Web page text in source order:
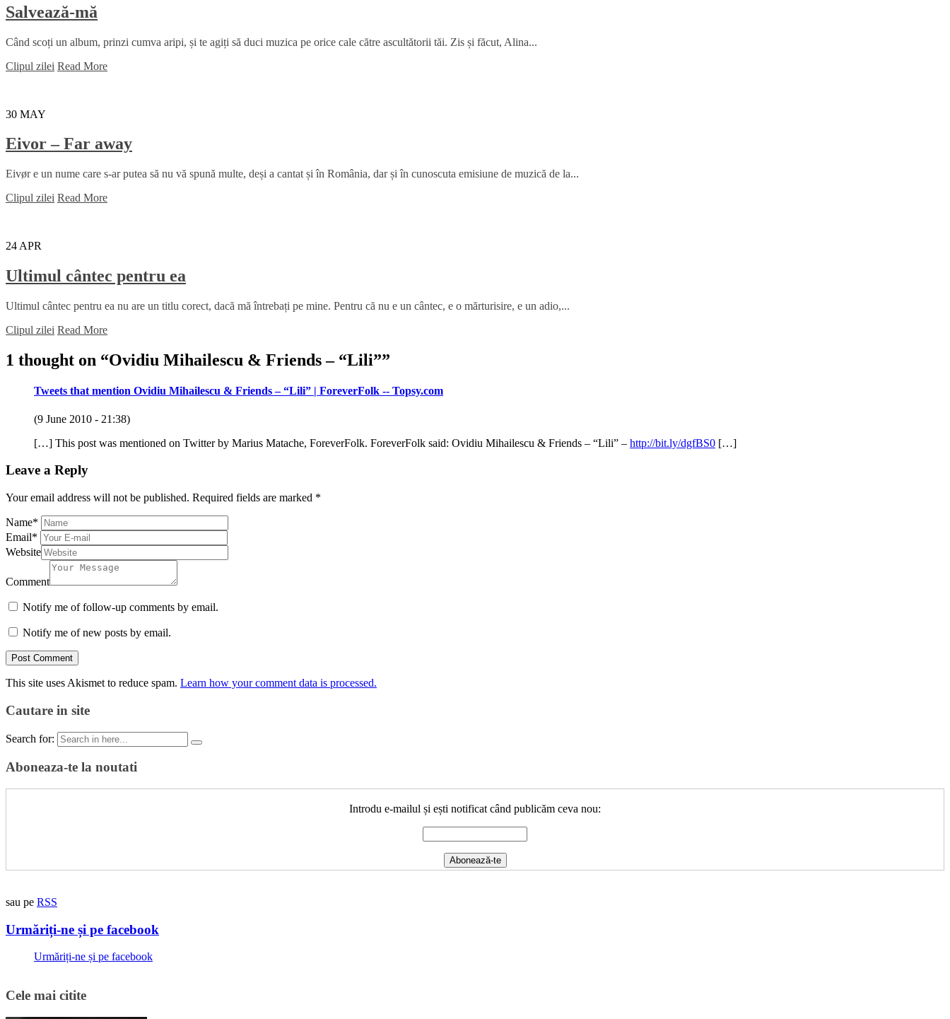
Salvează-mă
Când scoți un album, prinzi cumva aripi, și te agiți să duci muzica pe orice cale către ascultătorii tăi. Zis și făcut, Alina...
Clipul zilei Read More
30 MAY
Eivor – Far away
Eivør e un nume care s-ar putea să nu vă spună multe, deși a cantat și în România, dar și în cunoscuta emisiune de muzică de la...
Clipul zilei Read More
24 APR
Ultimul cântec pentru ea
Ultimul cântec pentru ea nu are un titlu corect, dacă mă întrebați pe mine. Pentru că nu e un cântec, e o mărturisire, e un adio,...
Clipul zilei Read More
1 thought on “Ovidiu Mihailescu & Friends – “Lili””
Tweets that mention Ovidiu Mihailescu & Friends – “Lili” | ForeverFolk -- Topsy.com
(9 June 2010 - 21:38)
[…] This post was mentioned on Twitter by Marius Matache, ForeverFolk. ForeverFolk said: Ovidiu Mihailescu & Friends – “Lili” – http://bit.ly/dgfBS0 […]
Leave a Reply
Your email address will not be published. Required fields are marked *
Name*
Email*
Website
Comment
Notify me of follow-up comments by email.
Notify me of new posts by email.
This site uses Akismet to reduce spam. Learn how your comment data is processed.
Cautare in site
Search for:
Aboneaza-te la noutati
Introdu e-mailul și ești notificat când publicăm ceva nou:
sau pe RSS
Urmăriți-ne și pe facebook
Urmăriți-ne și pe facebook
Cele mai citite